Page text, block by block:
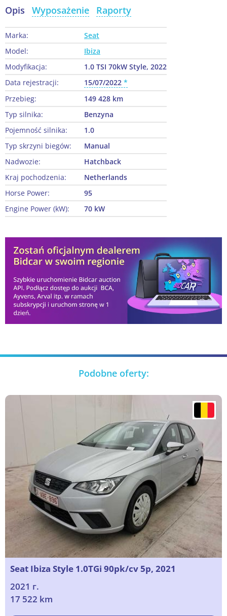
Opis Wyposażenie Raporty
Marka:
Seat
Model:
Ibiza
Modyfikacja:
1.0 TSI 70kW Style, 2022
Data rejestracji:
15/07/2022
Przebieg:
149 428 km
Typ silnika:
Benzyna
Pojemność silnika:
1.0
Typ skrzyni biegów:
Manual
Nadwozie:
Hatchback
Kraj pochodzenia:
Netherlands
Horse Power:
95
Engine Power (kW):
70 kW
Podobne oferty:
Seat Ibiza Style 1.0TGi 90pk/cv 5p, 2021
2021 г.
17 522 km